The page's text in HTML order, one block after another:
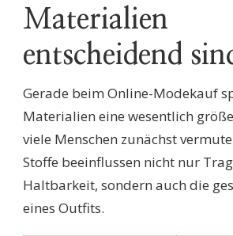
Materialien
entscheidend
Gerade beim Online-Modekauf
Materialien eine wesentlich
viele Menschen zunächst
Stoffe beeinflussen nicht nur
Haltbarkeit, sondern auch die
eines Outfits.